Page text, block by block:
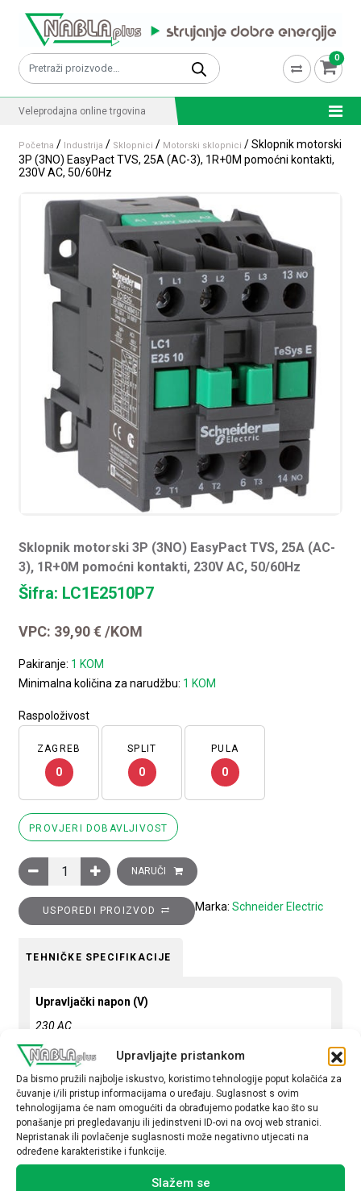
Upravljajte pristankom
Da bismo pružili najbolje iskustvo, koristimo tehnologije poput kolačića za
čuvanje i/ili pristup informacijama o uređaju. Suglasnost s ovim
tehnologijama će nam omogućiti da obrađujemo podatke kao što su
ponašanje pri pregledavanju ili jedinstveni ID-ovi na ovoj web stranici.
Nepristanak ili povlačenje suglasnosti može negativno utjecati na
određene karakteristike i funkcije.
Slažem se
Pretraži: 0
Veleprodajna online trgovina
Početna / Industrija / Sklopnici / Motorski sklopnici / Sklopnik motorski
3P (3NO) EasyPact TVS, 25A (AC-3), 1R+0M pomoćni kontakti,
230V AC, 50/60Hz
Sklopnik motorski 3P (3NO) EasyPact TVS, 25A (AC-
3), 1R+0M pomoćni kontakti, 230V AC, 50/60Hz
Šifra: LC1E2510P7
VPC: 39,90€ /KOM
Pakiranje: 1 KOM
Minimalna količina za narudžbu: 1 KOM
Raspoloživost
ZAGREB
0
SPLIT
0
PULA
0
PROVJERI DOBAVLJIVOST
Sklopnik motorski 3P (3NO) EasyPact TVS, 25A (AC-3),
NARUČI
USPOREDI PROIZVOD Marka: Schneider Electric
TEHNIČKE SPECIFIKACIJE
Upravljački napon (V)
230 AC
Snaga motora (kW)
11
Nazivna struja (A)
25
Broj kontakata sklopnika